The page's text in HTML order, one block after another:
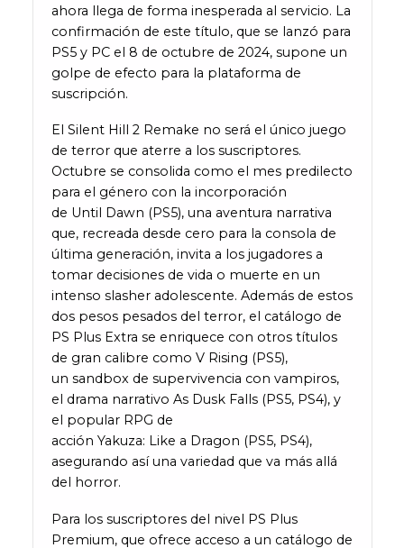
ahora llega de forma inesperada al servicio. La
confirmación de este título, que se lanzó para
PS5 y PC el 8 de octubre de 2024, supone un
golpe de efecto para la plataforma de
suscripción.
El Silent Hill 2 Remake no será el único juego
de terror que aterre a los suscriptores.
Octubre se consolida como el mes predilecto
para el género con la incorporación
de Until Dawn (PS5), una aventura narrativa
que, recreada desde cero para la consola de
última generación, invita a los jugadores a
tomar decisiones de vida o muerte en un
intenso slasher adolescente. Además de estos
dos pesos pesados del terror, el catálogo de
PS Plus Extra se enriquece con otros títulos
de gran calibre como V Rising (PS5),
un sandbox de supervivencia con vampiros,
el drama narrativo As Dusk Falls (PS5, PS4), y
el popular RPG de
acción Yakuza: Like a Dragon (PS5, PS4),
asegurando así una variedad que va más allá
del horror.
Para los suscriptores del nivel PS Plus
Premium, que ofrece acceso a un catálogo de